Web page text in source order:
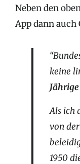
Neben den
App dann auch
keine
Als ich
von
1950